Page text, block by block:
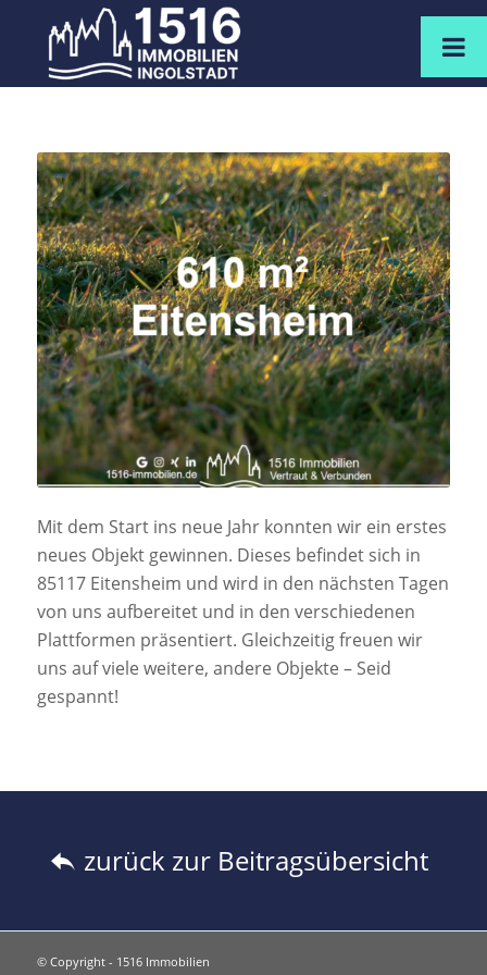
Mit dem Start ins neue Jahr konnten wir ein erstes
neues Objekt gewinnen. Dieses befindet sich in
85117 Eitensheim und wird in den nächsten Tagen
von uns aufbereitet und in den verschiedenen
Plattformen präsentiert. Gleichzeitig freuen wir
uns auf viele weitere, andere Objekte – Seid
gespannt!
zurück zur Beitragsübersicht
© Copyright - 1516 Immobilien